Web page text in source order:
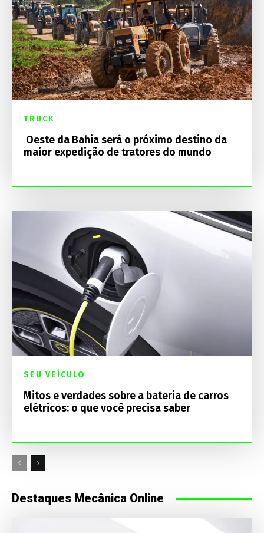
TRUCK
Oeste da Bahia será o próximo destino da
maior expedição de tratores do mundo
SEU VEÍCULO
Mitos e verdades sobre a bateria de carros
elétricos: o que você precisa saber
Destaques Mecânica Online